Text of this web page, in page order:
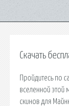
Скачать
Пройдитесь по
вселенной этой
скинов для